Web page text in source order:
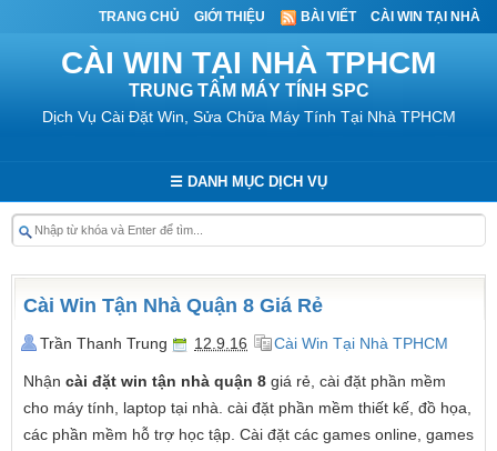
TRANG CHỦ GIỚI THIỆU BÀI VIẾT CÀI WIN TẠI NHÀ
CÀI WIN TẠI NHÀ TPHCM
TRUNG TÂM MÁY TÍNH SPC
Dịch Vụ Cài Đặt Win, Sửa Chữa Máy Tính Tại Nhà TPHCM
☰ DANH MỤC DỊCH VỤ
Cài Win Tận Nhà Quận 8 Giá Rẻ
Trần Thanh Trung 12.9.16 Cài Win Tại Nhà TPHCM
Nhận cài đặt win tận nhà quận 8 giá rẻ, cài đặt phần mềm
cho máy tính, laptop tại nhà. cài đặt phần mềm thiết kế, đồ họa,
các phần mềm hỗ trợ học tập. Cài đặt các games online, games